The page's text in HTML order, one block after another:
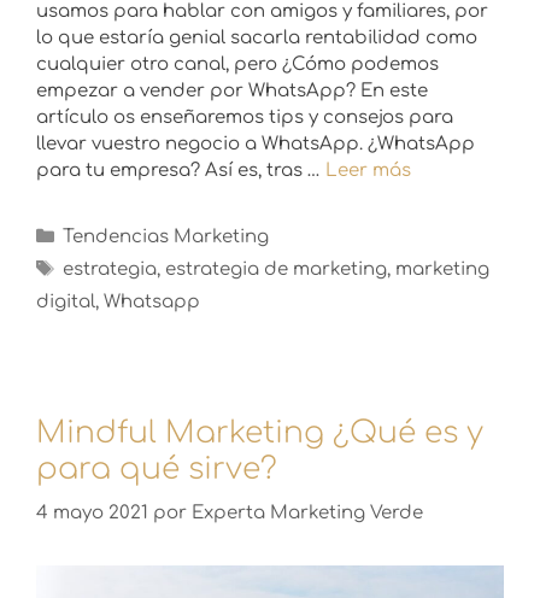
usamos para hablar con amigos y familiares, por
lo que estaría genial sacarla rentabilidad como
cualquier otro canal, pero ¿Cómo podemos
empezar a vender por WhatsApp? En este
artículo os enseñaremos tips y consejos para
llevar vuestro negocio a WhatsApp. ¿WhatsApp
para tu empresa? Así es, tras … Leer más
Tendencias Marketing
estrategia, estrategia de marketing, marketing
digital, Whatsapp
Mindful Marketing ¿Qué es y
para qué sirve?
4 mayo 2021 por Experta Marketing Verde